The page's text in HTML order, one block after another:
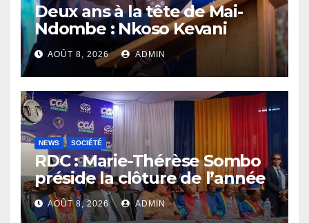
Deux ans à la tête de Mai-
Ndombe : Nkoso Kevani
défend son bilan et fait de la
sécurité sa priorité
AOÛT 8, 2026 ADMIN
NEWS SOCIÉTÉ
RDC : Marie-Thérèse Sombo
préside la clôture de l’année
académique 2025-2026 à
l’UNIKIN
AOÛT 8, 2026 ADMIN